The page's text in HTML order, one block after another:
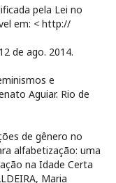
pela Lei no
em: < http://
de ago. 2014.
e
Aguiar. Rio de
de gênero no
alfabetização: uma
na Idade Certa
Maria